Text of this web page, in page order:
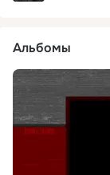
Альбомы